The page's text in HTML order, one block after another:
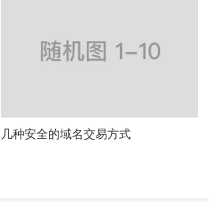
几种安全的域名交易方式